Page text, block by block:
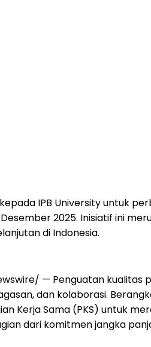
IPB University untuk
2025. Inisiatif ini
di Indonesia.
— Penguatan
dan kolaborasi.
Kerja Sama (PKS) untuk
dari komitmen jangka